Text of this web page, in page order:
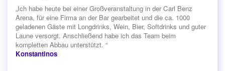
„Ich habe heute bei einer Großveranstaltung in der Carl Benz
Arena, für eine Firma an der Bar gearbeitet und die ca. 1000
geladenen Gäste mit Longdrinks, Wein, Bier, Softdrinks und guter
Laune versorgt. Anschließend habe ich das Team beim
kompletten Abbau unterstützt. “
Konstantinos